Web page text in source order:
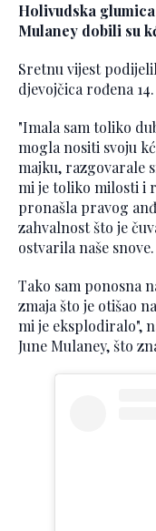
Holivudska
Mulaney dobili su
Sretnu vijest
djevojčica rođena
"Imala sam toliko
mogla nositi svoju
majku, razgovarale
mi je toliko milosti i
pronašla pravog
zahvalnost što je
ostvarila naše snove.
Tako sam ponosna
zmaja što je otišao
mi je eksplodiralo",
June Mulaney, što